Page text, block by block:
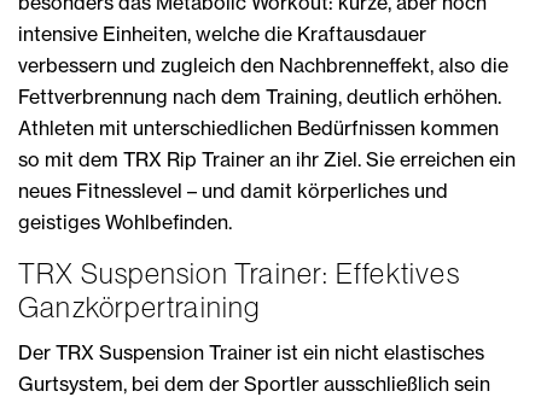
intensive Einheiten, welche die Kraftausdauer
verbessern und zugleich den Nachbrenneffekt, also die
Fettverbrennung nach dem Training, deutlich erhöhen.
Athleten mit unterschiedlichen Bedürfnissen kommen
so mit dem TRX Rip Trainer an ihr Ziel. Sie erreichen ein
neues Fitnesslevel – und damit körperliches und
geistiges Wohlbefinden.
TRX Suspension Trainer: Effektives
Ganzkörpertraining
Der TRX Suspension Trainer ist ein nicht elastisches
Gurtsystem, bei dem der Sportler ausschließlich sein